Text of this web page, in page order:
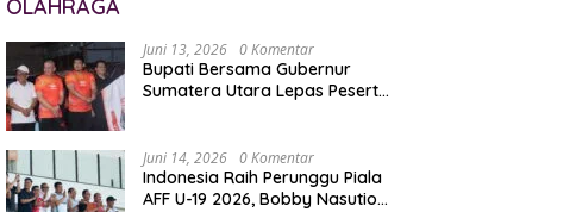
OLAHRAGA
Juni 13, 2026 0 Komentar
Bupati Bersama Gubernur
Sumatera Utara Lepas Peserta
Juni 14, 2026 0 Komentar
Indonesia Raih Perunggu Piala
AFF U-19 2026, Bobby Nasution